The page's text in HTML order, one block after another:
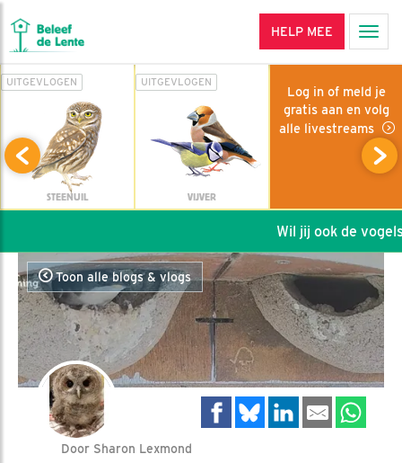
HELP MEE
UITGEVLOGEN
STEENUIL
UITGEVLOGEN
VIJVER
Log in of meld je
gratis aan en volg
alle livestreams
Wil jij ook de
Toon alle blogs & vlogs
Door Sharon Lexmond